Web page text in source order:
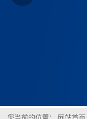
您当前的位置： 网站首页